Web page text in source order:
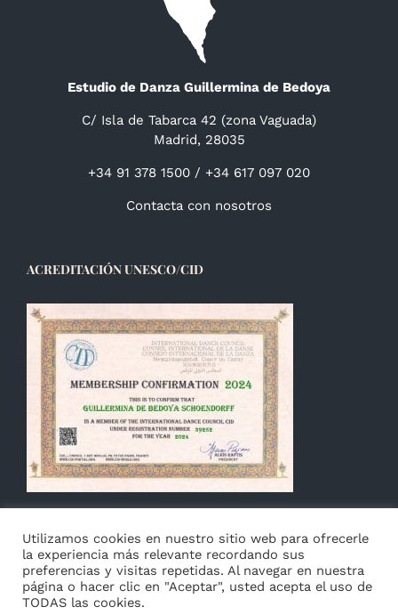
Estudio de Danza Guillermina de Bedoya
C/ Isla de Tabarca 42 (zona Vaguada)
Madrid, 28035
+34 91 378 1500 / +34 617 097 020
Contacta con nosotros
ACREDITACIÓN UNESCO/CID
© Copyright 2014 -
Utilizamos cookies en nuestro sitio web para ofrecerle
la experiencia más relevante recordando sus
preferencias y visitas repetidas. Al navegar en nuestra
página o hacer clic en "Aceptar", usted acepta el uso de
TODAS las cookies.